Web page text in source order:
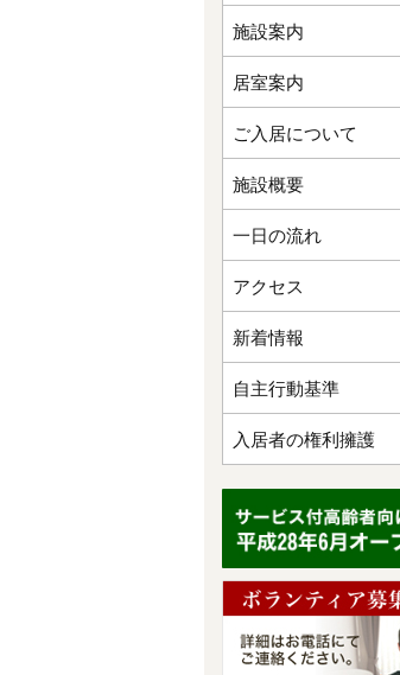
施設案内
居室案内
ご入居について
施設概要
一日の流れ
アクセス
新着情報
自主行動基準
入居者の権利擁護